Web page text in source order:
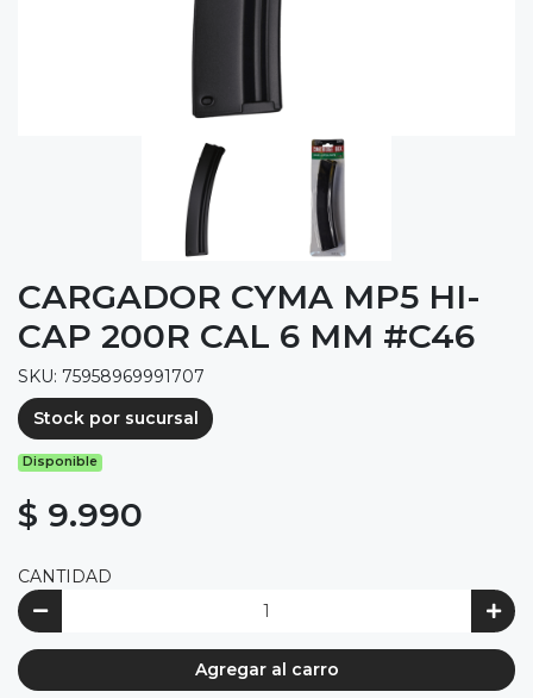
CARGADOR CYMA MP5 HI-
CAP 200R CAL 6 MM #C46
SKU: 75958969991707
Stock por sucursal
Disponible
$ 9.990
CANTIDAD
Agregar al carro